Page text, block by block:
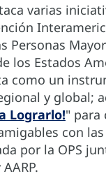
varias
Personas
los Estados
como un
y global;
Lograrlo!" para
con
por la OPS